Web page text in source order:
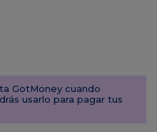
GotMoney cuando
usarlo para pagar tus